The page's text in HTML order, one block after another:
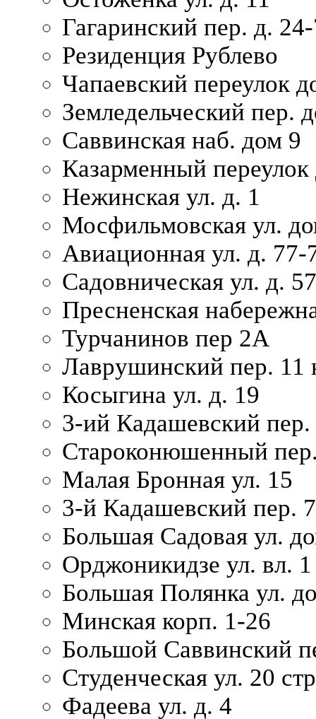
Гагаринский пер. д.
Резиденция Рублево
Чапаевский переулок
Земледельческий пер.
Саввинская наб. дом 9
Казарменный переулок
Нежинская ул. д. 1
Мосфильмовская ул.
Авиационная ул. д. 77-
Садовническая ул. д.
Пресненская
Турчанинов пер 2А
Лаврушинский пер. 11
Косыгина ул. д. 19
3-ий Кадашевский пер.
Староконюшенный
Малая Бронная ул. 15
3-й Кадашевский пер.
Большая Садовая ул.
Орджоникидзе ул. вл. 1
Большая Полянка ул.
Минская корп. 1-26
Большой Саввинский
Студенческая ул. 20
Фадеева ул. д. 4